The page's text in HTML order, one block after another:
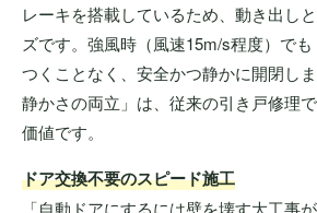
レーキを搭載しているため、動き出し
ズです。強風時（風速15m/s程度）で
つくことなく、安全かつ静かに開閉し
静かさの両立」は、従来の引き戸修理
価値です。
ドア交換不要のスピード施工
「自動ドアにするには壁を壊す大工事